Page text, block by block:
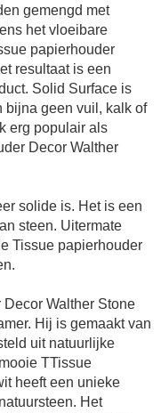
gemengd met
het vloeibare
papierhouder
resultaat is een
Solid Surface is
bijna geen vuil, kalk of
erg populair als
Decor Walther
solide is. Het is een
steen. Uitermate
Tissue papierhouder
Walther Stone
Hij is gemaakt van
uit natuurlijke
TTissue
heeft een unieke
Het